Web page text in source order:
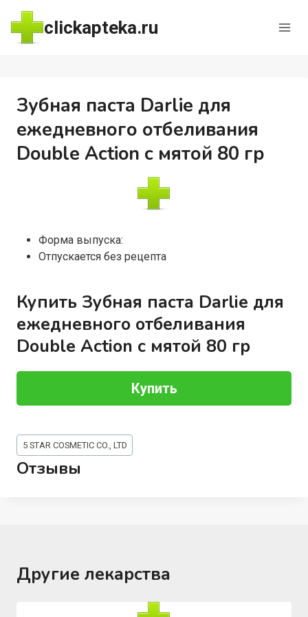
Перейти
содержимому
clickapteka.ru
Зубная паста Darlie для
ежедневного отбеливания
Double Action с мятой 80 гр
Форма выпуска:
Отпускается без рецепта
Купить Зубная паста Darlie для
ежедневного отбеливания
Double Action с мятой 80 гр
Купить
Метки
записи:
5 STAR COSMETIC CO., LTD
Отзывы
Другие лекарства